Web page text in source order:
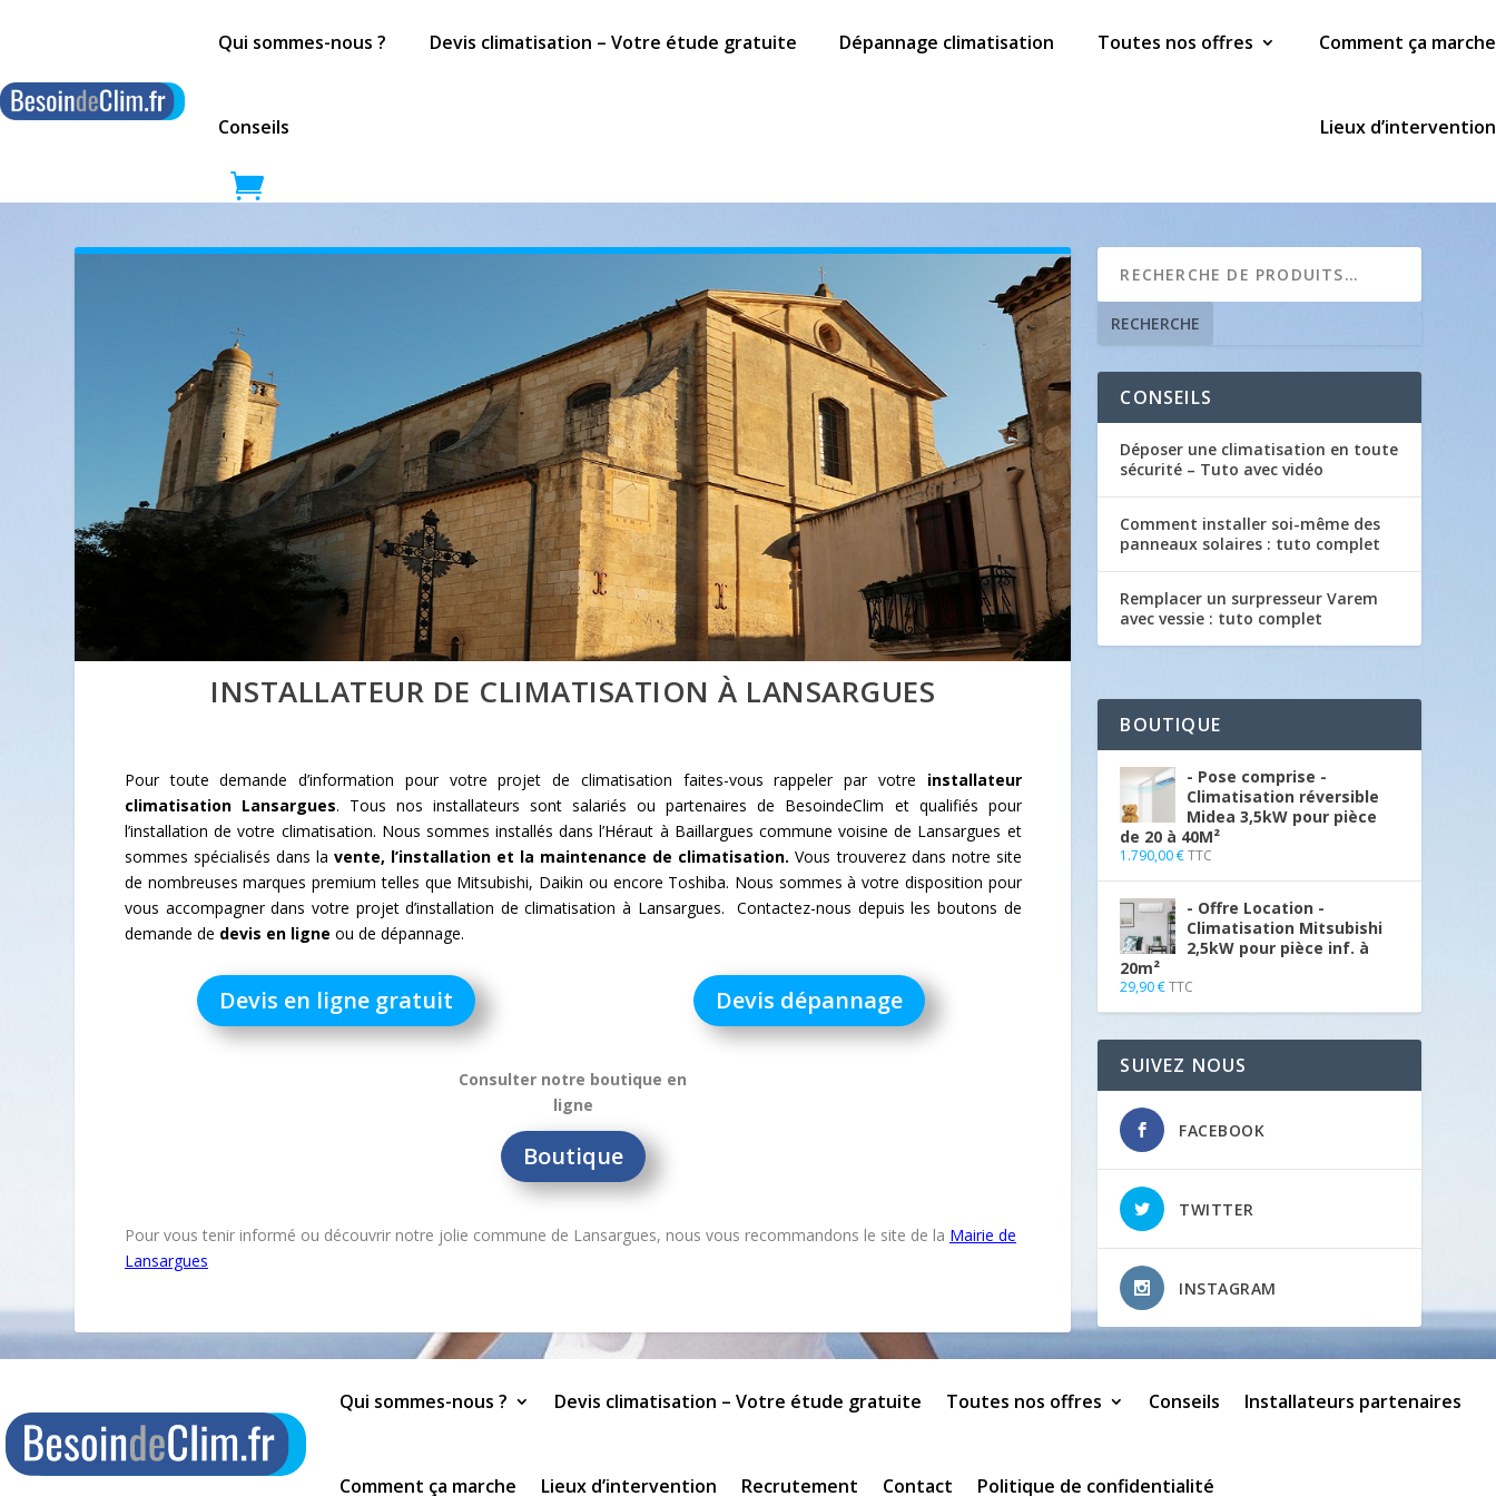
Qui sommes-nous ? Devis climatisation – Votre étude gratuite Dépannage climatisation Toutes nos offres Comment ça marche
Conseils Lieux d’intervention
INSTALLATEUR DE CLIMATISATION À LANSARGUES
Pour toute demande d’information pour votre projet de climatisation faites-vous rappeler par votre installateur
climatisation Lansargues. Tous nos installateurs sont salariés ou partenaires de BesoindeClim et qualifiés pour
l’installation de votre climatisation. Nous sommes installés dans l’Héraut à Baillargues commune voisine de Lansargues et
sommes spécialisés dans lavente, l’installation et la maintenance de climatisation. Vous trouverez dans notre site
de nombreuses marques premium telles que Mitsubishi, Daikin ou encore Toshiba. Nous sommes à votre disposition pour
vous accompagner dans votre projet d’installation de climatisation à Lansargues. Contactez-nous depuis les boutons de
demande de devis en ligne ou de dépannage.
Devis en ligne gratuit Devis dépannage
Consulter notre boutique en
ligne
Boutique
Pour vous tenir informé ou découvrir notre jolie commune de Lansargues, nous vous recommandons le site de la Mairie de
Lansargues
RECHERCHE
CONSEILS
Déposer une climatisation en toute
sécurité – Tuto avec vidéo
Comment installer soi-même des
panneaux solaires : tuto complet
Remplacer un surpresseur Varem
avec vessie : tuto complet
BOUTIQUE
- Pose comprise -
Climatisation réversible
Midea 3,5kW pour pièce
de 20 à 40M²
1.790,00€TTC
- Offre Location -
Climatisation Mitsubishi
2,5kW pour pièce inf. à
20m²
29,90€TTC
SUIVEZ NOUS
FACEBOOK
TWITTER
INSTAGRAM
Qui sommes-nous ? Devis climatisation – Votre étude gratuite Toutes nos offres Conseils Installateurs partenaires
Comment ça marche Lieux d’intervention Recrutement Contact Politique de confidentialité